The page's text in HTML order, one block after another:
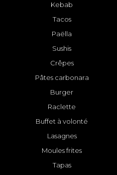
Kebab
Tacos
Paëlla
Sushis
Crêpes
Pâtes carbonara
Burger
Raclette
Buffet à volonté
Lasagnes
Moules frites
Tapas